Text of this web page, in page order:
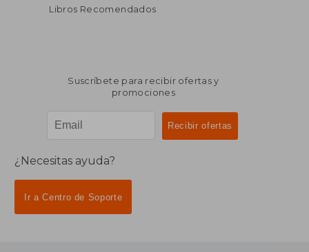
Libros Recomendados
Suscríbete para recibir ofertas y
promociones
¿Necesitas ayuda?
Ir a Centro de Soporte